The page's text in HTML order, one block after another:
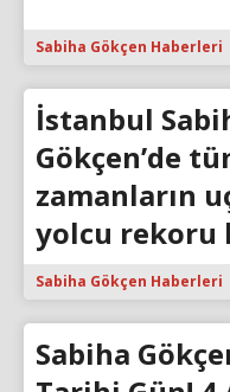
Sabiha Gökçen Haberleri
İstanbul
Gökçen’de
zamanların
yolcu rekoru
Sabiha Gökçen Haberleri
Sabiha